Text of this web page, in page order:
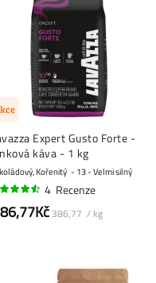
Expert Gusto Forte -
káva - 1 kg
Kořenitý 13 - Velmi silný
4 Recenze
386,77 / kg